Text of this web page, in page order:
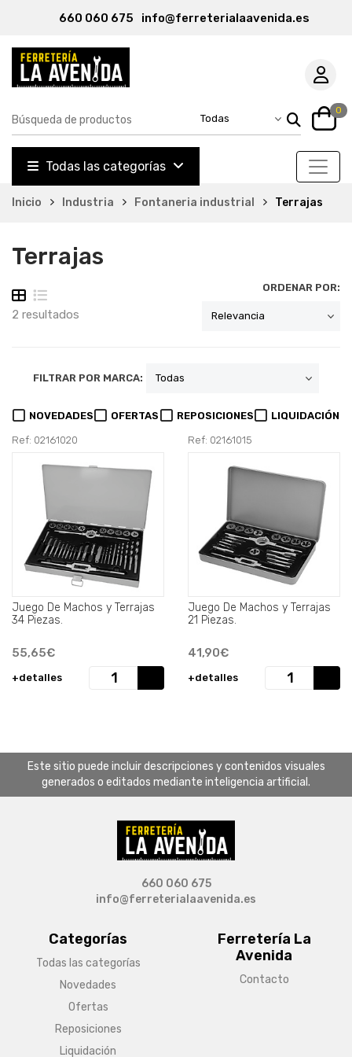
660 060 675 info@ferreterialaavenida.es
0
Todas las categorías
Inicio Industria Fontaneria industrial Terrajas
Terrajas
2 resultados
ORDENAR POR:
FILTRAR POR MARCA:
NOVEDADES OFERTAS REPOSICIONES LIQUIDACIÓN
Ref: 02161020
Juego De Machos y Terrajas
34 Piezas.
55,65€
+detalles
Ref: 02161015
Juego De Machos y Terrajas
21 Piezas.
41,90€
+detalles
Este sitio puede incluir descripciones y contenidos visuales
generados o editados mediante inteligencia artificial.
Categorías
Todas las categorías
Novedades
Ofertas
Reposiciones
Liquidación
Ferretería La
Avenida
Contacto
660 060 675
info@ferreterialaavenida.es